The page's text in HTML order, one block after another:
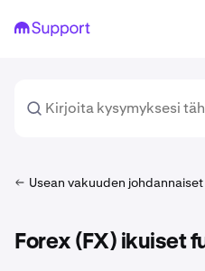
Usean vakuuden johdannaiset
Forex (FX) ikuiset